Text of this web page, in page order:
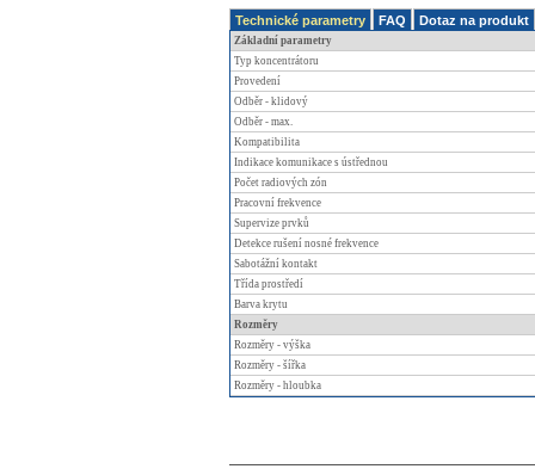
Technické parametry FAQ Dotaz na produkt
Základní parametry
Typ koncentrátoru
Provedení
Odběr - klidový
Odběr - max.
Kompatibilita
Indikace komunikace s ústřednou
Počet radiových zón
Pracovní frekvence
Supervize prvků
Detekce rušení nosné frekvence
Sabotážní kontakt
Třída prostředí
Barva krytu
Rozměry
Rozměry - výška
Rozměry - šířka
Rozměry - hloubka